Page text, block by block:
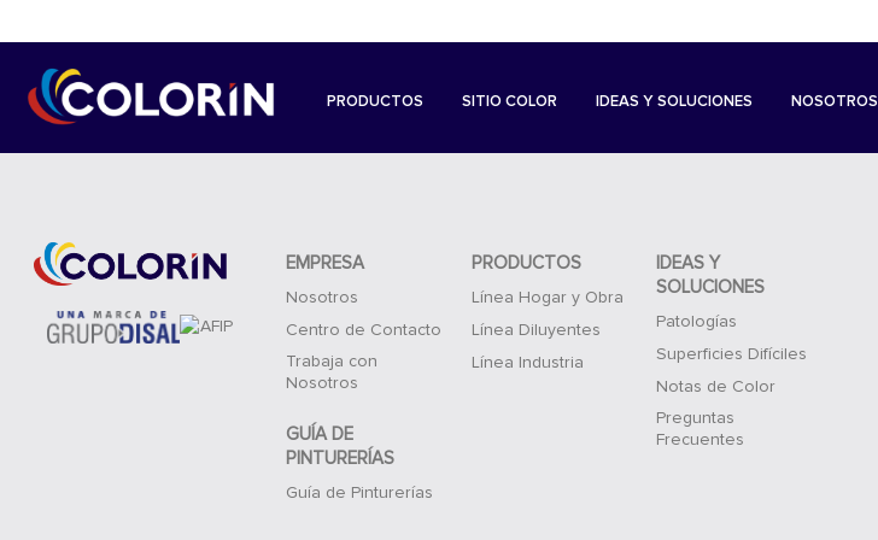
PRODUCTOS SITIO COLOR IDEAS Y SOLUCIONES NOSOTROS
EMPRESA
Nosotros
Centro de Contacto
Trabaja con
Nosotros
GUÍA DE
PINTURERÍAS
Guía de Pinturerías
PRODUCTOS
Línea Hogar y Obra
Línea Diluyentes
Línea Industria
IDEAS Y
SOLUCIONES
Patologías
Superficies Difíciles
Notas de Color
Preguntas
Frecuentes